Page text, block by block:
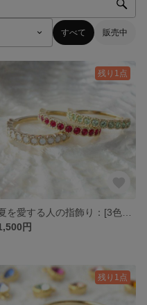
すべて 販売中
残り1点
円
残り1点